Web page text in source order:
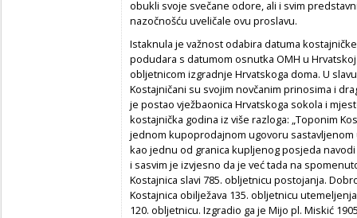
obukli svoje svečane odore, ali i svim
nazočnošću uveličale ovu proslavu.
Istaknula je važnost odabira datuma
podudara s datumom osnutka OMH u
obljetnicom izgradnje Hrvatskoga doma. U
Kostajničani su svojim novčanim prinosima i
je postao vježbaonica Hrvatskoga sokola i
kostajnička godina iz više razloga: „Toponim
jednom kupoprodajnom ugovoru
kao jednu od granica kupljenog posjeda
i sasvim je izvjesno da je već tada na
Kostajnica slavi 785. obljetnicu postojanja.
Kostajnica obilježava 135. obljetnicu
120. obljetnicu. Izgradio ga je Mijo pl. Miskić